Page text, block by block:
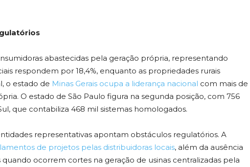
abastecidas pela geração própria, representando
respondem por 18,4%, enquanto as propriedades rurais
o estado de Minas Gerais ocupa a liderança nacional com mais de
O estado de São Paulo figura na segunda posição, com 756
que contabiliza 468 mil sistemas homologados.
representativas apontam obstáculos regulatórios. A
de projetos pelas distribuidoras locais, além da ausência
ocorrem cortes na geração de usinas centralizadas pela